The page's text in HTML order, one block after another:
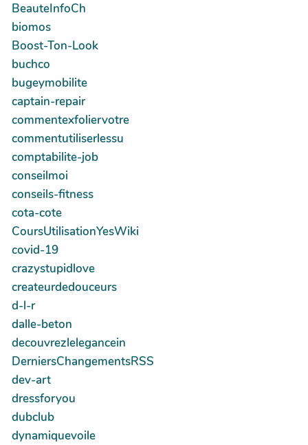
BeauteInfoCh
biomos
Boost-Ton-Look
buchco
bugeymobilite
captain-repair
commentexfoliervotre
commentutiliserlessu
comptabilite-job
conseilmoi
conseils-fitness
cota-cote
CoursUtilisationYesWiki
covid-19
crazystupidlove
createurdedouceurs
d-l-r
dalle-beton
decouvrezlelegancein
DerniersChangementsRSS
dev-art
dressforyou
dubclub
dynamiquevoile